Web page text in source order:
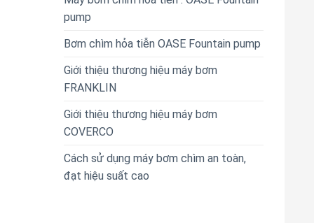
pump
Bơm chìm hỏa tiễn OASE Fountain pump
Giới thiệu thương hiệu máy bơm
FRANKLIN
Giới thiệu thương hiệu máy bơm
COVERCO
Cách sử dụng máy bơm chìm an toàn,
đạt hiệu suất cao